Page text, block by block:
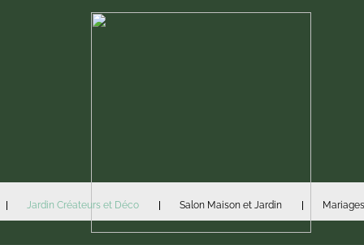
Jardin Créateurs et Déco Salon Maison et Jardin